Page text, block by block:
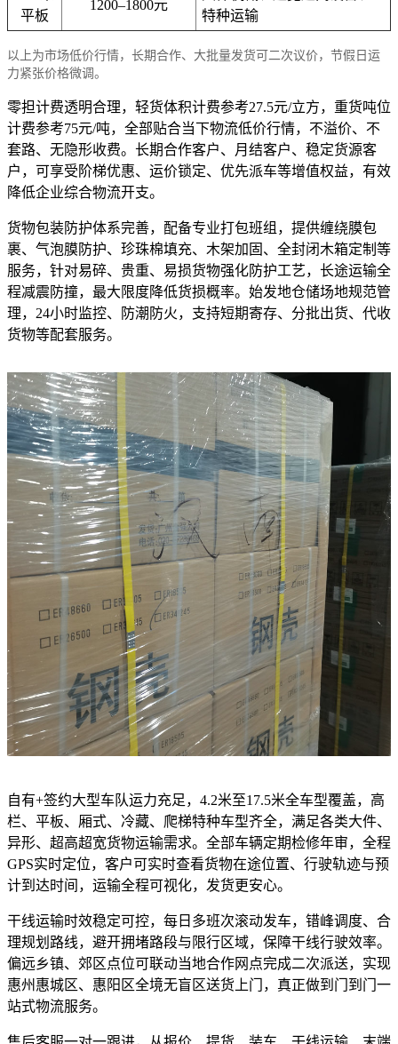
平板
1200–1800元
特种运输
以上为市场低价行情，长期合作、大批量发货可二次议价，节假日运
力紧张价格微调。
零担计费透明合理，轻货体积计费参考27.5元/立方，重货吨位
计费参考75元/吨，全部贴合当下物流低价行情，不溢价、不
套路、无隐形收费。长期合作客户、月结客户、稳定货源客
户，可享受阶梯优惠、运价锁定、优先派车等增值权益，有效
降低企业综合物流开支。
货物包装防护体系完善，配备专业打包班组，提供缠绕膜包
裹、气泡膜防护、珍珠棉填充、木架加固、全封闭木箱定制等
服务，针对易碎、贵重、易损货物强化防护工艺，长途运输全
程减震防撞，最大限度降低货损概率。始发地仓储场地规范管
理，24小时监控、防潮防火，支持短期寄存、分批出货、代收
货物等配套服务。
自有+签约大型车队运力充足，4.2米至17.5米全车型覆盖，高
栏、平板、厢式、冷藏、爬梯特种车型齐全，满足各类大件、
异形、超高超宽货物运输需求。全部车辆定期检修年审，全程
GPS实时定位，客户可实时查看货物在途位置、行驶轨迹与预
计到达时间，运输全程可视化，发货更安心。
干线运输时效稳定可控，每日多班次滚动发车，错峰调度、合
理规划路线，避开拥堵路段与限行区域，保障干线行驶效率。
偏远乡镇、郊区点位可联动当地合作网点完成二次派送，实现
惠州惠城区、惠阳区全境无盲区送货上门，真正做到门到门一
站式物流服务。